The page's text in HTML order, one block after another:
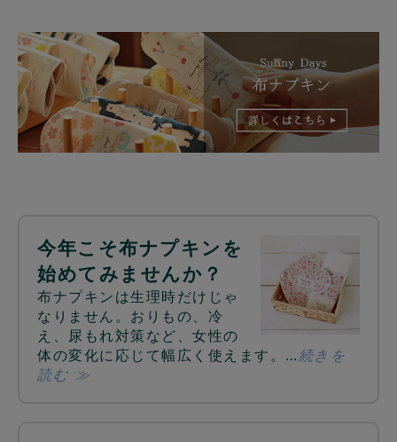
今年こそ布ナプキンを
始めてみませんか？
布ナプキンは生理時だけじゃ
なりません。おりもの、冷
え、尿もれ対策など、女性の
体の変化に応じて幅広く使えます。… 続きを
読む ≫